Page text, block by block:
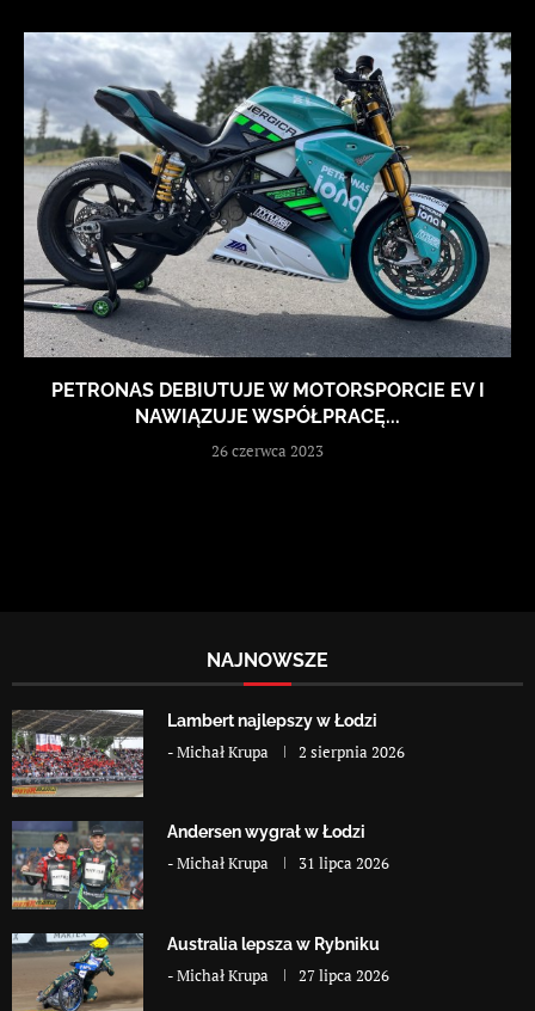
PETRONAS DEBIUTUJE W MOTORSPORCIE EV I
NAWIĄZUJE WSPÓŁPRACĘ...
26 czerwca 2023
NAJNOWSZE
Lambert najlepszy w Łodzi
-Michał Krupa 2 sierpnia 2026
Andersen wygrał w Łodzi
-Michał Krupa 31 lipca 2026
Australia lepsza w Rybniku
-Michał Krupa 27 lipca 2026